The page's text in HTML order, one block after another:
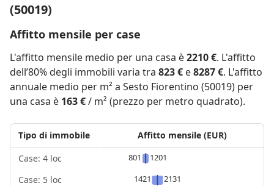
(50019)
Affitto mensile per case
L'affitto mensile medio per una casa è2210 €. L'affitto
dell’80% degli immobili varia tra 823 € e8287 €. L'affitto
annuale medio per m² a Sesto Fiorentino (50019) per
una casa è 163 €/ m² (prezzo per metro quadrato).
Tipo di immobile
Case: 4 loc
Case: 5 loc
Affitto mensile (EUR)
801
1201
1421
2131